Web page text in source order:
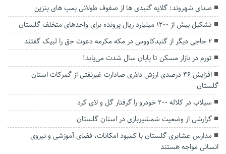
صدای شهروند: گلایه گنبدی ها از صفوف طولانی پمپ های بنزین
تشکیل بیش از ۱۲۰۰ میلیارد ریال پرونده برای واحدهای متخلف گلستان
۲ حاجی دیگر از گنبدکاووس در‌ مکه مکرمه دعوت حق را لبیک گفتند
تورم در بازار مسکن تا پایان سال شدت می‌یابد!
افزایش ۴۶ درصدی ارزش دلاری صادارت غیرنفتی از گمرکات استان
گلستان
سیلاب در کلاله ۲۰۰ خودرو را گرفتار گل و لای کرد
گزارشی از وضعیت شمشیربازی در استان گلستان
مدارس عشایری گلستان با کمبود امکانات، فضای آموزشی و نیروی
انسانی مواجه‌ هستند